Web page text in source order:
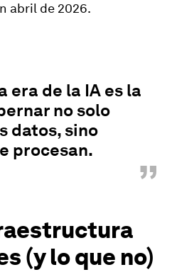
abril de 2026.
era de la IA es la
no solo
datos, sino
procesan.
”
(y lo que no)